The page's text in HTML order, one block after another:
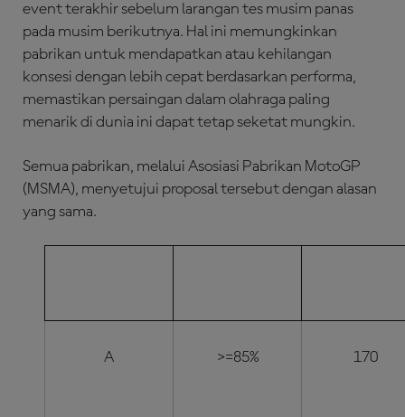
event terakhir sebelum larangan tes musim panas
pada musim berikutnya. Hal ini memungkinkan
pabrikan untuk mendapatkan atau kehilangan
konsesi dengan lebih cepat berdasarkan performa,
memastikan persaingan dalam olahraga paling
menarik di dunia ini dapat tetap seketat mungkin.
Semua pabrikan, melalui Asosiasi Pabrikan MotoGP
(MSMA), menyetujui proposal tersebut dengan alasan
yang sama.
A >=85% 170